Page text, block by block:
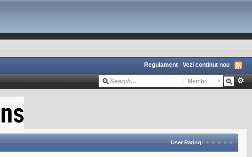
Regulament Vezi continut nou
Membri
User Rating: